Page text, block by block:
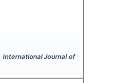
International Journal of